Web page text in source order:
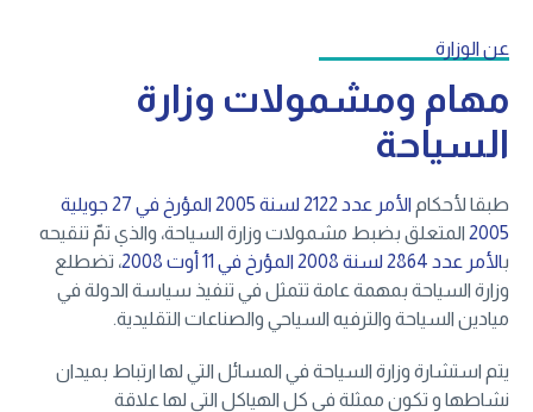
عن الوزارة
مهام ومشمولات وزارة
السياحة
طبقا لأحكام
الأمر عدد 2122 لسنة 2005 المؤرخ في 27 جويلية
2005 المتعلق بضبط مشمولات وزارة السياحة، والذي تمّ تنقيحه
بالأمر عدد 2864 لسنة 2008 المؤرخ في 11 أوت 2008
، تضطلع
وزارة السياحة بمهمة عامة تتمثل في تنفيذ سياسة الدولة في
ميادين السياحة والترفيه السياحي والصناعات التقليدية.
يتم استشارة وزارة السياحة في المسائل التي لها ارتباط بميدان
نشاطها و تكون ممثلة في كل الهياكل التي لها علاقة